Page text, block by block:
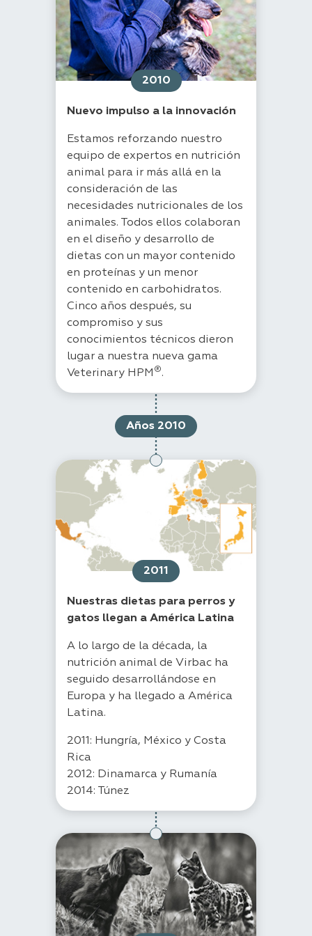
2010
Nuevo impulso a la innovación
Estamos reforzando nuestro
equipo de expertos en nutrición
animal para ir más allá en la
consideración de las
necesidades nutricionales de los
animales. Todos ellos colaboran
en el diseño y desarrollo de
dietas con un mayor contenido
en proteínas y un menor
contenido en carbohidratos.
Cinco años después, su
compromiso y sus
conocimientos técnicos dieron
lugar a nuestra nueva gama
Veterinary HPM ®.
Años 2010
2011
Nuestras dietas para perros y
gatos llegan a América Latina
A lo largo de la década, la
nutrición animal de Virbac ha
seguido desarrollándose en
Europa y ha llegado a América
Latina.
2011: Hungría, México y Costa
Rica
2012: Dinamarca y Rumanía
2014: Túnez